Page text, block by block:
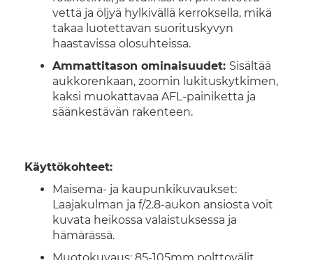
vettä ja öljyä hylkivällä kerroksella, mikä
takaa luotettavan suorituskyvyn
haastavissa olosuhteissa.
Ammattitason ominaisuudet: Sisältää
aukkorenkaan, zoomin lukituskytkimen,
kaksi muokattavaa AFL-painiketta ja
säänkestävän rakenteen.
Käyttökohteet:
Maisema- ja kaupunkikuvaukset:
Laajakulman ja f/2.8-aukon ansiosta voit
kuvata heikossa valaistuksessa ja
hämärässä.
Muotokuvaus: 85-105mm polttovälit